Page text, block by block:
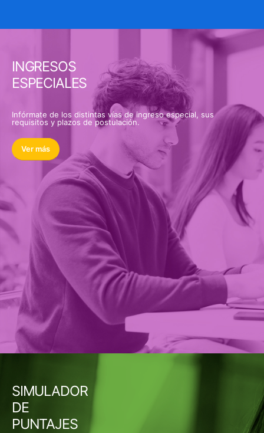
INGRESOS
ESPECIALES
Infórmate de los distintas vías de ingreso especial, sus
requisitos y plazos de postulación.
Ver más
SIMULADOR
DE
PUNTAJES